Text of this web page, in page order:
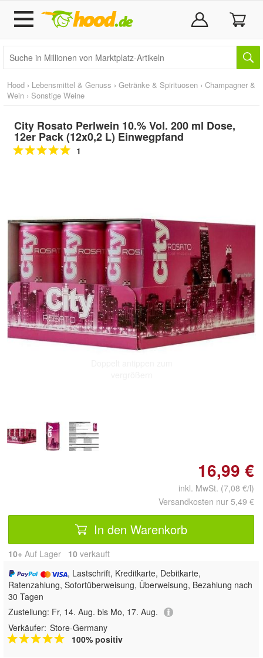
Hood › Lebensmittel & Genuss › Getränke & Spirituosen › Champagner &
Wein › Sonstige Weine
City Rosato Perlwein 10.% Vol. 200 ml Dose,
12er Pack (12x0,2 L) Einwegpfand
1
16,99 €
inkl. MwSt. (7,08 €/l)
Versandkosten nur 5,49 €
In den Warenkorb
10+ Auf Lager 10 verkauft
, Lastschrift, Kreditkarte, Debitkarte,
Ratenzahlung, Sofortüberweisung, Überweisung, Bezahlung nach
30 Tagen
Zustellung: Fr, 14. Aug. bis Mo, 17. Aug.
Verkäufer: Store-Germany
100% positiv